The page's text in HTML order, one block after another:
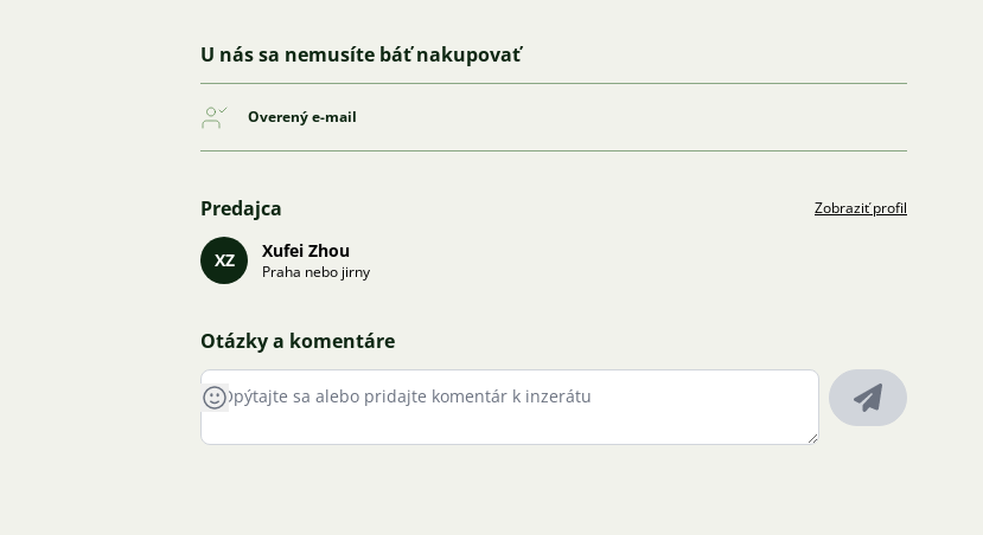
U nás sa nemusíte báť nakupovať
Overený e-mail
Predajca Zobraziť profil
XZ Xufei Zhou
Praha nebo jirny
Otázky a komentáre